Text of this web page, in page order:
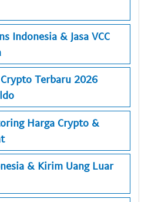
Indonesia & Jasa VCC
Terbaru 2026
Harga Crypto &
& Kirim Uang Luar